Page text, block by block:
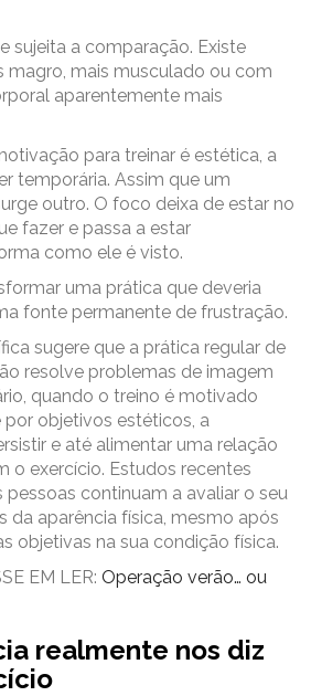
sujeita a comparação. Existe
magro, mais musculado ou com
aparentemente mais
para treinar é estética, a
temporária. Assim que um
outro. O foco deixa de estar no
fazer e passa a estar
como ele é visto.
uma prática que deveria
fonte permanente de frustração.
sugere que a prática regular de
resolve problemas de imagem
quando o treino é motivado
objetivos estéticos, a
e até alimentar uma relação
o exercício. Estudos recentes
continuam a avaliar o seu
da aparência física, mesmo após
objetivas na sua condição física.
EM LER: Operação verão… ou
realmente nos diz